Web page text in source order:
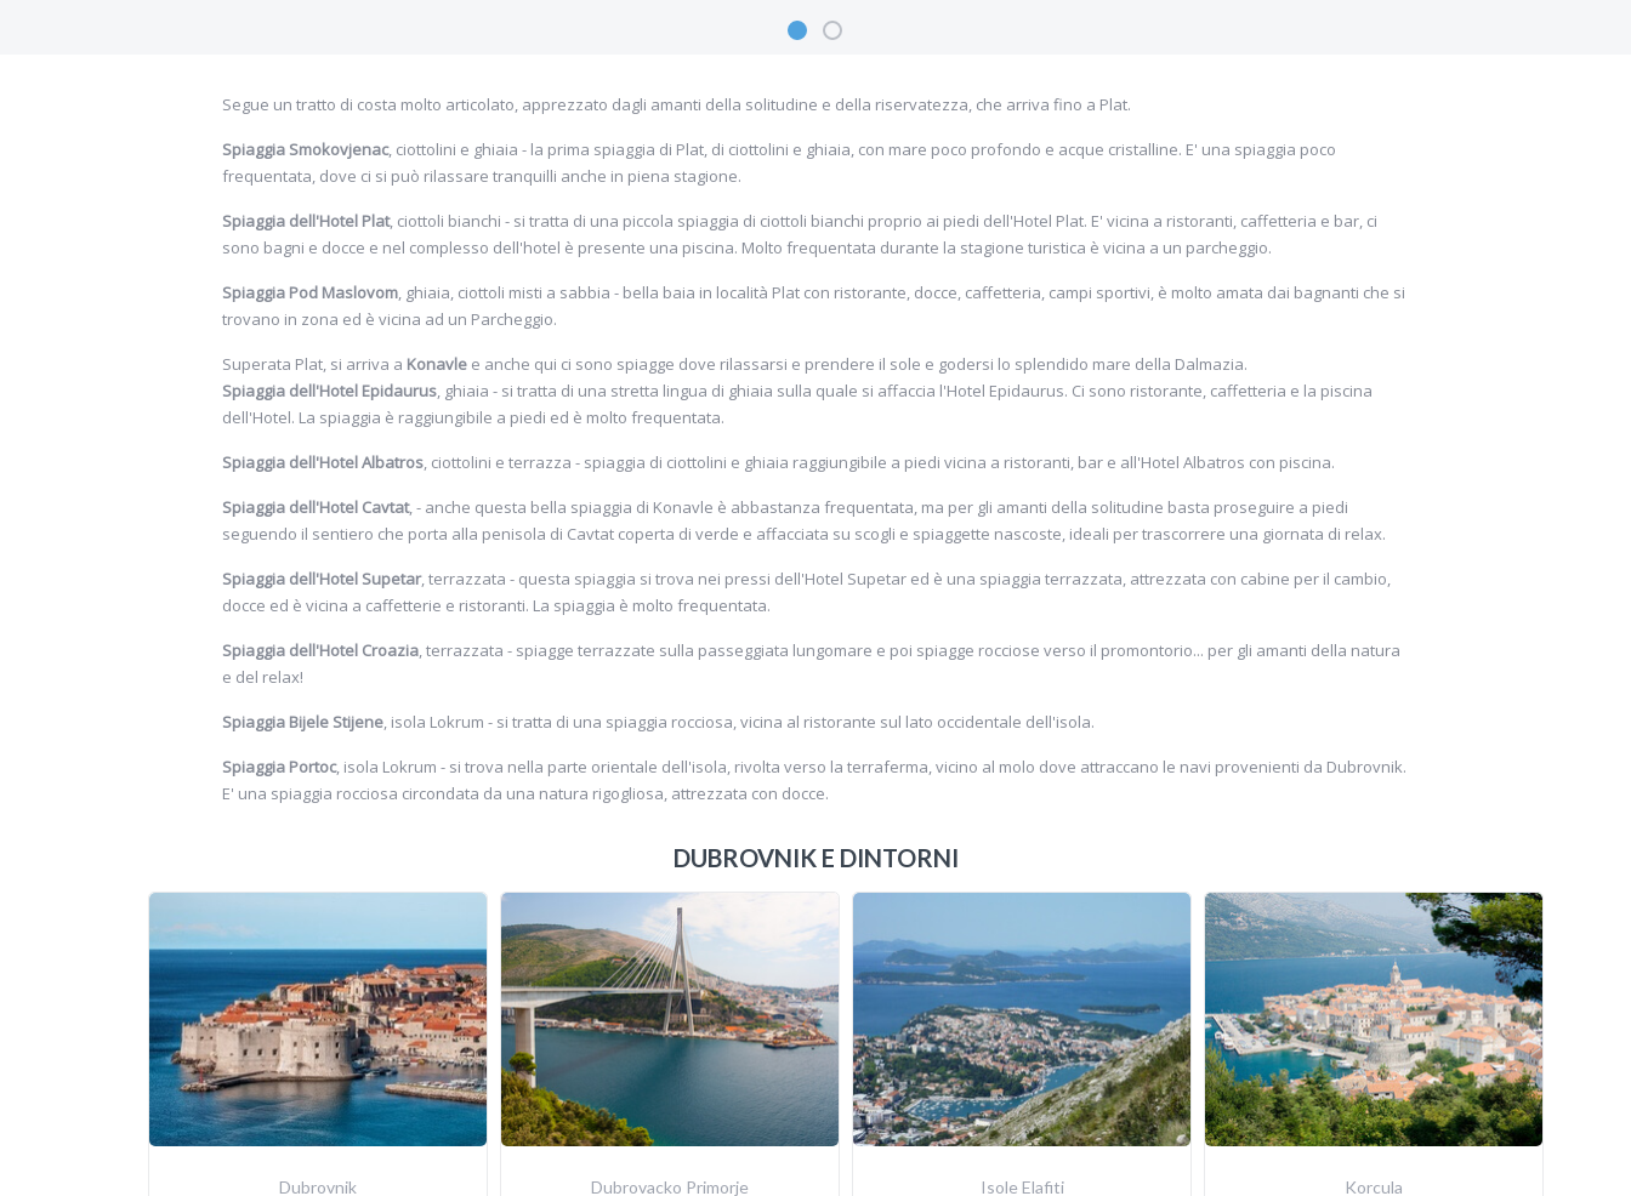
Anche se le spiagge cittadine di Dubrovnik sono relativamente poche, c'è la possibilità di spostarsi lungo la costa o sulle vicine isole Elafiti per
degli spettacolari fondali...
Segue un tratto di costa molto articolato, apprezzato dagli amanti della solitudine e della riservatezza, che arriva fino a Plat.
Spiaggia Smokovjenac, ciottolini e ghiaia - la prima spiaggia di Plat, di ciottolini e ghiaia, con mare poco profondo e acque cristalline. E' una spiaggia poco
frequentata, dove ci si può rilassare tranquilli anche in piena stagione.
Spiaggia dell'Hotel Plat, ciottoli bianchi - si tratta di una piccola spiaggia di ciottoli bianchi proprio ai piedi dell'Hotel Plat. E' vicina a ristoranti, caffetteria e bar, ci
sono bagni e docce e nel complesso dell'hotel è presente una piscina. Molto frequentata durante la stagione turistica è vicina a un parcheggio.
Spiaggia Pod Maslovom, ghiaia, ciottoli misti a sabbia - bella baia in località Plat con ristorante, docce, caffetteria, campi sportivi, è molto amata dai bagnanti che si
trovano in zona ed è vicina ad un Parcheggio.
Superata Plat, si arriva a Konavlee anche qui ci sono spiagge dove rilassarsi e prendere il sole e godersi lo splendido mare della Dalmazia.
Spiaggia dell'Hotel Epidaurus, ghiaia - si tratta di una stretta lingua di ghiaia sulla quale si affaccia l'Hotel Epidaurus. Ci sono ristorante, caffetteria e la piscina
dell'Hotel. La spiaggia è raggiungibile a piedi ed è molto frequentata.
Spiaggia dell'Hotel Albatros, ciottolini e terrazza - spiaggia di ciottolini e ghiaia raggiungibile a piedi vicina a ristoranti, bar e all'Hotel Albatros con piscina.
Spiaggia dell'Hotel Cavtat, - anche questa bella spiaggia di Konavle è abbastanza frequentata, ma per gli amanti della solitudine basta proseguire a piedi
seguendo il sentiero che porta alla penisola di Cavtat coperta di verde e affacciata su scogli e spiaggette nascoste, ideali per trascorrere una giornata di relax.
Spiaggia dell'Hotel Supetar, terrazzata - questa spiaggia si trova nei pressi dell'Hotel Supetar ed è una spiaggia terrazzata, attrezzata con cabine per il cambio,
docce ed è vicina a caffetterie e ristoranti. La spiaggia è molto frequentata.
Spiaggia dell'Hotel Croazia, terrazzata - spiagge terrazzate sulla passeggiata lungomare e poi spiagge rocciose verso il promontorio... per gli amanti della natura
e del relax!
Spiaggia Bijele Stijene, isola Lokrum - si tratta di una spiaggia rocciosa, vicina al ristorante sul lato occidentale dell'isola.
Spiaggia Portoc, isola Lokrum - si trova nella parte orientale dell'isola, rivolta verso la terraferma, vicino al molo dove attraccano le navi provenienti da Dubrovnik.
E' una spiaggia rocciosa circondata da una natura rigogliosa, attrezzata con docce.
DUBROVNIK E DINTORNI
Dubrovnik Dubrovacko Primorje Isole Elafiti Korcula